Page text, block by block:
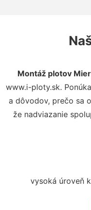
Montáž plotov
www.i-ploty.sk.
a dôvodov, prečo sa
že nadviazanie
vysoká úroveň